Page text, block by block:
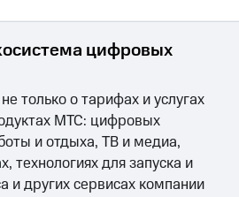
цифровых
только о тарифах и услугах
МТС: цифровых
и отдыха, ТВ и медиа,
технологиях для запуска и
и других сервисах компании